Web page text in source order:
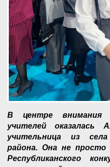
В центре внимания
учителей оказалась
учительница из
района. Она не
Республиканского